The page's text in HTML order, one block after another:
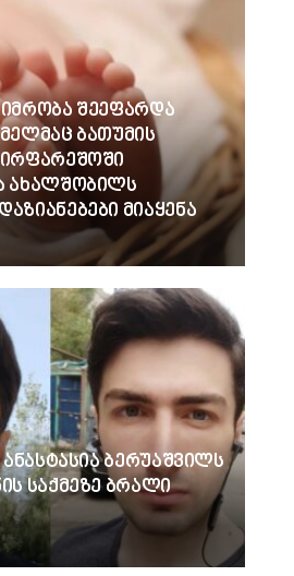
შეეფარდა
ბათუმის
ახალშობილს
მიაყენა
ანასტასია ბერუაშვილს
საქმეზე ბრალი